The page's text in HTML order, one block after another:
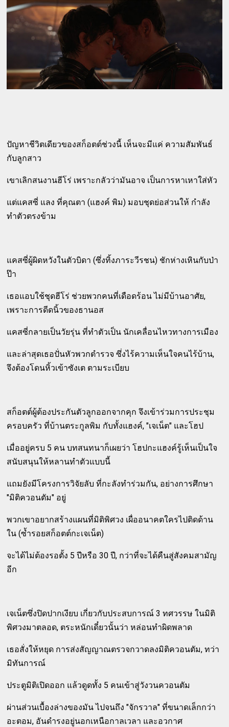
ปัญหาชีวิตเดียวของสก็อตต์ช่วงนี้ เห็นจะมีแค่ ความสัมพันธ์
กับลูกสาว
เขาเลิกสนงานฮีโร่ เพราะกลัวว่ามันอาจ เป็นการหาเหาใส่หัว
แต่แคสซี่ แลง ที่คุณตา (แฮงค์ พิม) มอบชุดย่อส่วนให้ กำลัง
ทำตัวตรงข้าม
แคสซี่ผู้ผิดหวังในตัวบิดา (ซึ่งทิ้งภาระวีรชน) ชักห่างเหินกับป่า
ป๊า
เธอแอบใช้ชุดฮีโร่ ช่วยพวกคนที่เดือดร้อน ไม่มีบ้านอาศัย,
เพราะการดีดนิ้วของธานอส
แคสซี่กลายเป็นวัยรุ่น ที่ทำตัวเป็น นักเคลื่อนไหวทางการเมือง
และล่าสุดเธอปั่นหัวพวกตำรวจ ซึ่งไร้ความเห็นใจคนไร้บ้าน,
จึงต้องโดนหิ้วเข้าซังเต ตามระเบียบ
สก็อตต์ผู้ต้องประกันตัวลูกออกจากคุก จึงเข้าร่วมการประชุม
ครอบครัว ที่บ้านตระกูลพิม กับทั้งแฮงค์, "เจเน็ต" และโฮป
เมื่ออยู่ครบ 5 คน บทสนทนาก็เผยว่า โฮปกะแฮงค์รู้เห็นเป็นใจ
สนับสนุนให้หลานทำตัวแบบนี้
แถมยังมีโครงการวิจัยลับ ที่กะลังทำร่วมกัน, อย่างการศึกษา
"มิติควอนตัม" อยู่
พวกเขาอยากสร้างแผนที่มิติพิศวง เผื่ออนาคตใครไปติดด้าน
ใน (ซ้ำรอยสก็อตต์กะเจเน็ต)
จะได้ไม่ต้องรอตั้ง 5 ปีหรือ 30 ปี, กว่าที่จะได้คืนสู่สังคมสามัญ
อีก
เจเน็ตซึ่งปิดปากเงียบ เกี่ยวกับประสบการณ์ 3 ทศวรรษ ในมิติ
พิศวงมาตลอด, ตระหนักเดี๋ยวนั้นว่า หล่อนทำผิดพลาด
เธอสั่งให้หยุด การส่งสัญญาณตรวจกวาดลงมิติควอนตัม, ทว่า
มิทันการณ์
ประตูมิติเปิดออก แล้วดูดทั้ง 5 คนเข้าสู่วังวนควอนตัม
ผ่านส่วนเบื้องล่างของมัน ไปจนถึง "จักรวาล" ที่ขนาดเล็กกว่า
อะตอม, อันดำรงอยู่นอกเหนือกาลเวลา และอวกาศ